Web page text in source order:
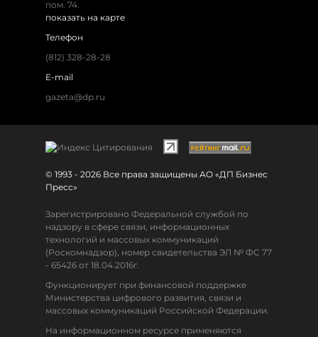
пом. 74.
показать на карте
Телефон
(812) 328-28-28
E-mail
gazeta@dp.ru
© 1993 - 2026 Все права защищены АО «ДП Бизнес
Пресс»
Зарегистрировано Федеральной службой по
надзору в сфере связи, информационных
технологий и массовых коммуникаций
(Роскомнадзор), номер свидетельства ЭЛ № ФС 77
- 65426 от 18.04.2016г.
Функционирует при финансовой поддержке
Министерства цифрового развития, связи и
массовых коммуникаций Российской Федерации.
На информационном ресурсе применяются